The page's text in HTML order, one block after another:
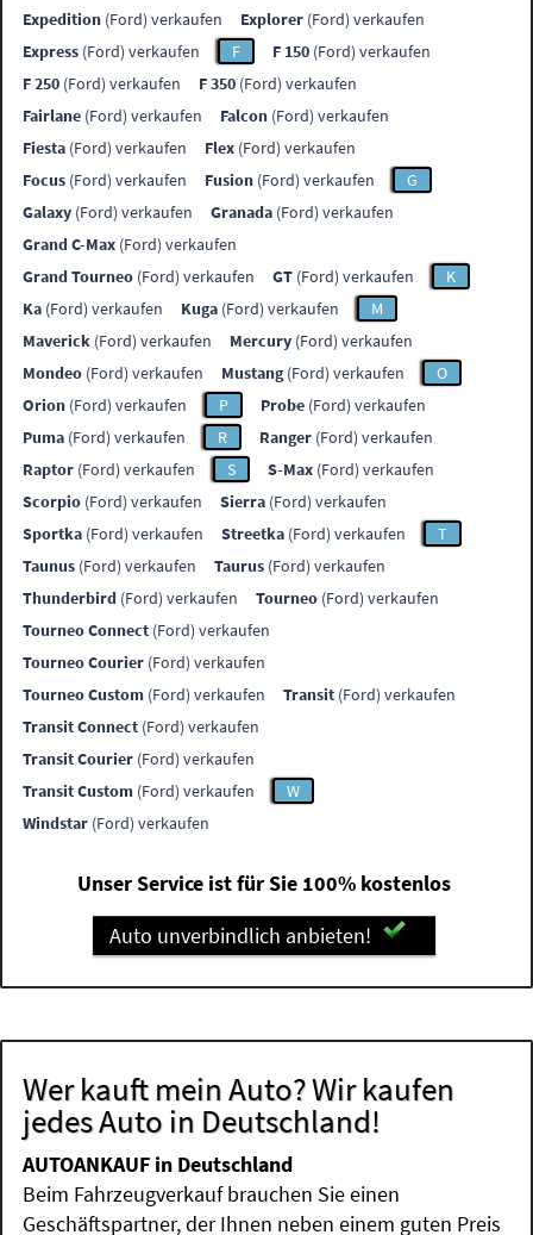
Expedition (Ford) verkaufen Explorer (Ford) verkaufen
Express (Ford) verkaufen F F 150 (Ford) verkaufen
F 250 (Ford) verkaufen F 350 (Ford) verkaufen
Fairlane (Ford) verkaufen Falcon (Ford) verkaufen
Fiesta (Ford) verkaufen Flex (Ford) verkaufen
Focus (Ford) verkaufen Fusion (Ford) verkaufen
G
Galaxy (Ford) verkaufen Granada (Ford) verkaufen
Grand C-Max (Ford) verkaufen
Grand Tourneo (Ford) verkaufen GT (Ford) verkaufen
K
Ka (Ford) verkaufen Kuga (Ford) verkaufen
M
Maverick (Ford) verkaufen Mercury (Ford) verkaufen
Mondeo (Ford) verkaufen Mustang(Ford) verkaufen
O
Orion (Ford) verkaufen P Probe (Ford) verkaufen
Puma (Ford) verkaufen R Ranger (Ford) verkaufen
Raptor (Ford) verkaufen S S-Max (Ford) verkaufen
Scorpio (Ford) verkaufen Sierra (Ford) verkaufen
Sportka (Ford) verkaufen Streetka (Ford) verkaufen
T
Taunus (Ford) verkaufen Taurus (Ford) verkaufen
Thunderbird (Ford) verkaufen Tourneo (Ford) verkaufen
Tourneo Connect (Ford) verkaufen
Tourneo Courier (Ford) verkaufen
Tourneo Custom (Ford) verkaufen Transit (Ford) verkaufen
Transit Connect (Ford) verkaufen
Transit Courier (Ford) verkaufen
Transit Custom (Ford) verkaufen
W
Windstar (Ford) verkaufen
Unser Service ist für Sie 100% kostenlos
Auto unverbindlich anbieten!
Wer kauft mein Auto? Wir kaufen
jedes Auto in Deutschland!
AUTOANKAUF in Deutschland
Beim Fahrzeugverkauf brauchen Sie einen
Geschäftspartner, der Ihnen neben einem guten Preis